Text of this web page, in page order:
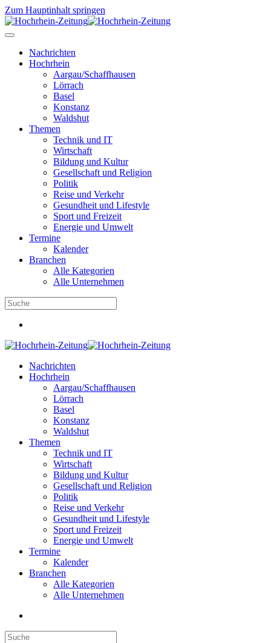
Zum Hauptinhalt springen
Nachrichten
Hochrhein
Aargau/Schaffhausen
Lörrach
Basel
Konstanz
Waldshut
Themen
Technik und IT
Wirtschaft
Bildung und Kultur
Gesellschaft und Religion
Politik
Reise und Verkehr
Gesundheit und Lifestyle
Sport und Freizeit
Energie und Umwelt
Termine
Kalender
Branchen
Alle Kategorien
Alle Unternehmen
Nachrichten
Hochrhein
Aargau/Schaffhausen
Lörrach
Basel
Konstanz
Waldshut
Themen
Technik und IT
Wirtschaft
Bildung und Kultur
Gesellschaft und Religion
Politik
Reise und Verkehr
Gesundheit und Lifestyle
Sport und Freizeit
Energie und Umwelt
Termine
Kalender
Branchen
Alle Kategorien
Alle Unternehmen